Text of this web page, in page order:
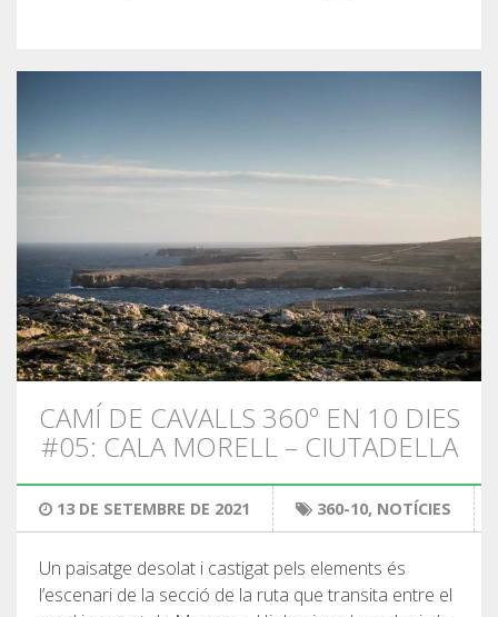
CAMÍ DE CAVALLS 360º EN 10 DIES
#05: CALA MORELL – CIUTADELLA
13 DE SETEMBRE DE 2021 360-10, NOTÍCIES
Un paisatge desolat i castigat pels elements és
l’escenari de la secció de la ruta que transita entre el